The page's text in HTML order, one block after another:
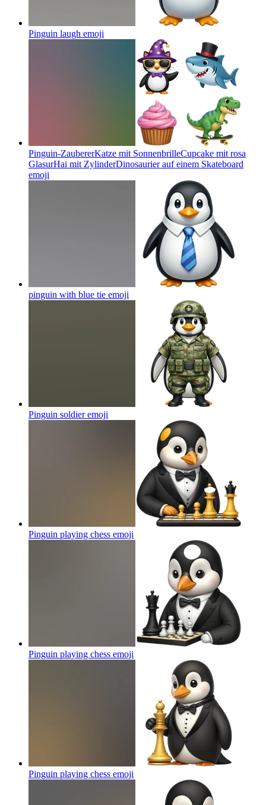
Pinguin laugh emoji
Pinguin-ZaubererKatze mit SonnenbrilleCupcake mit rosa
GlasurHai mit ZylinderDinosaurier auf einem Skateboard
emoji
pinguin with blue tie emoji
Pinguin soldieremoji
Pinguin playing chess emoji
Pinguin playing chess emoji
Pinguin playing chess emoji